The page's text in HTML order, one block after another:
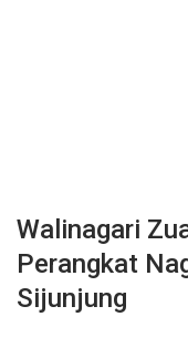
Walinagari
Perangkat
Sijunjung